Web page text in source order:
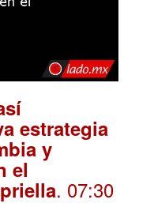
estrategia
y
el
. 07:30